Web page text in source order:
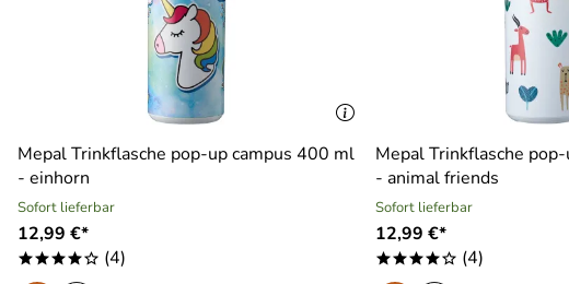
Mepal Trinkflasche pop-up campus 400 ml
- einhorn
Sofort lieferbar
12,99 €*
****o (4)
Mepal Trinkflasche
- animal friends
Sofort lieferbar
12,99 €*
****o (4)